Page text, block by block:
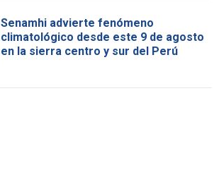
Senamhi advierte fenómeno
climatológico desde este 9 de agosto
en la sierra centro y sur del Perú